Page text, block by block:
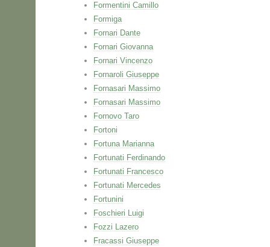
Formentini Camillo
Formiga
Fornari Dante
Fornari Giovanna
Fornari Vincenzo
Fornaroli Giuseppe
Fornasari Massimo
Fornasari Massimo
Fornovo Taro
Fortoni
Fortuna Marianna
Fortunati Ferdinando
Fortunati Francesco
Fortunati Mercedes
Fortunini
Foschieri Luigi
Fozzi Lazero
Fracassi Giuseppe